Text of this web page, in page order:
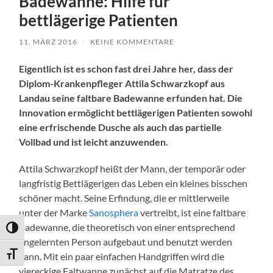
Umschalten auf hohe Kontraste
Schrift vergrößern
bettlägerige Patienten
11. MÄRZ 2016 / KEINE KOMMENTARE
Eigentlich ist es schon fast drei Jahre her, dass der
Diplom-Krankenpfleger Attila Schwarzkopf aus
Landau seine faltbare Badewanne erfunden hat. Die
Innovation ermöglicht bettlägerigen Patienten sowohl
eine erfrischende Dusche als auch das partielle
Vollbad und ist leicht anzuwenden.
Attila Schwarzkopf heißt der Mann, der temporär oder
langfristig Bettlägerigen das Leben ein kleines bisschen
schöner macht. Seine Erfindung, die er mittlerweile
unter der MarkeSanospheravertreibt, ist eine faltbare
Badewanne, die theoretisch von einer entsprechend
angelernten Person aufgebaut und benutzt werden
kann. Mit ein paar einfachen Handgriffen wird die